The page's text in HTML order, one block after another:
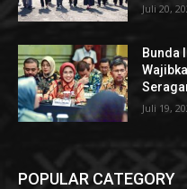
Juli 20,
Bunda
Juli 19,
POPULAR CATEGORY